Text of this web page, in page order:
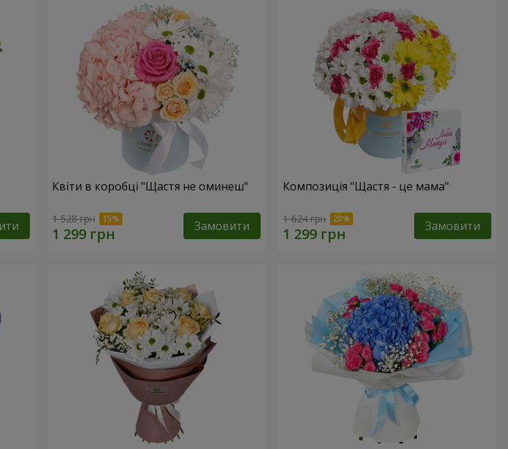
Квіти в коробці "Щастя не оминеш"
1 528 грн Замовити
Композиція "Щастя - це мама"
1 624 грн Замовити